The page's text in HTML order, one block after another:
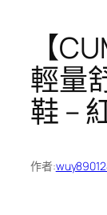
【
輕量
鞋 –
作者: